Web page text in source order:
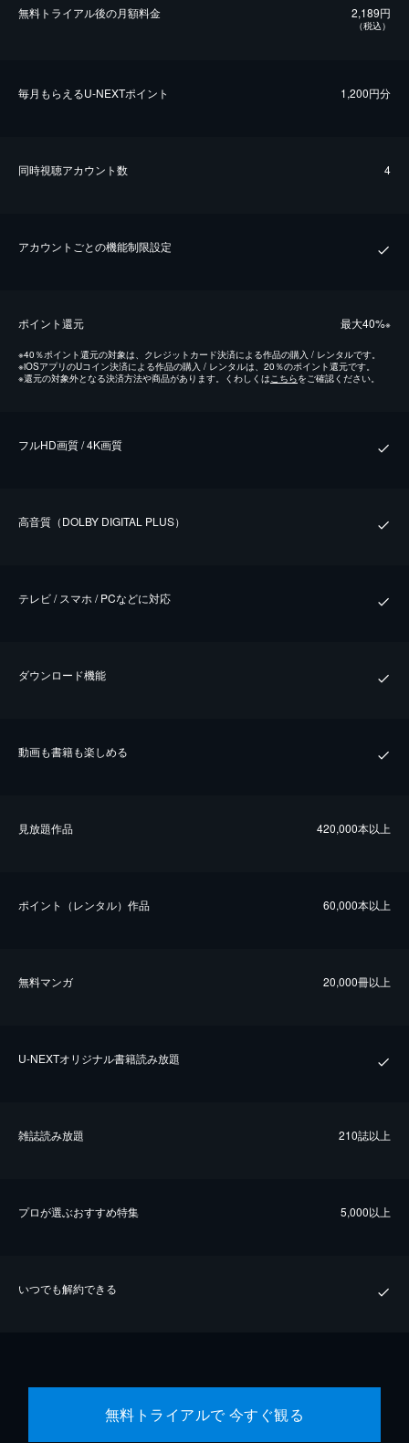
無料トライアル後の⽉額料金 2,189円
（税込）
毎⽉もらえるU-NEXTポイント 1,200円分
同時視聴アカウント数 4
アカウントごとの機能制限設定
ポイント還元 最⼤40%※
※40％ポイント還元の対象は、クレジットカード決済による作品の購入 / レンタルです。
※iOSアプリのUコイン決済による作品の購入 / レンタルは、20％のポイント還元です。
※還元の対象外となる決済方法や商品があります。くわしくはこちらをご確認ください。
フルHD画質 / 4K画質
⾼⾳質（DOLBY DIGITAL PLUS）
テレビ / スマホ / PCなどに対応
ダウンロード機能
動画も書籍も楽しめる
⾒放題作品 420,000本以上
ポイント（レンタル）作品 60,000本以上
無料マンガ 20,000冊以上
U-NEXTオリジナル書籍読み放題
雑誌読み放題 210誌以上
プロが選ぶおすすめ特集 5,000以上
いつでも解約できる
無料トライアルで 今すぐ観る